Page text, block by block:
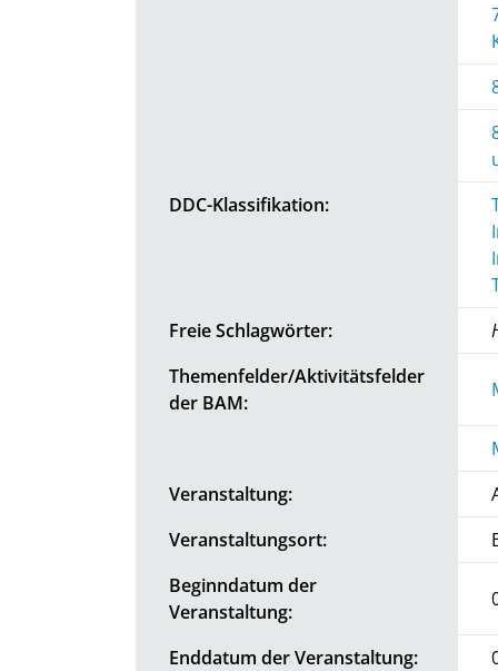
DDC-Klassifikation:
Freie Schlagwörter:
Themenfelder/Aktivitätsfelder
der BAM:
Veranstaltung:
Veranstaltungsort:
Beginndatum der
Veranstaltung:
Enddatum der Veranstaltung: